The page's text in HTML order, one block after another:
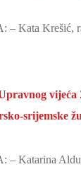
– Kata Krešić,
vijeća
srijemske
– Katarina